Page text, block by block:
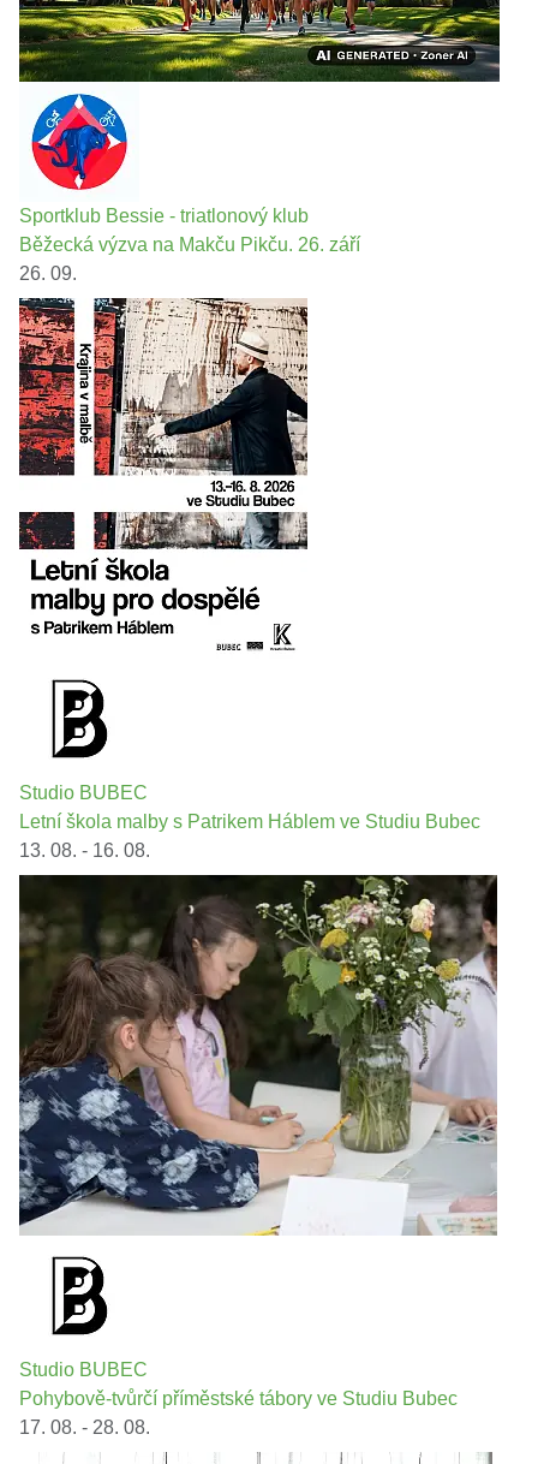
Sportklub Bessie - triatlonový klub
Běžecká výzva na Makču Pikču. 26. září
26. 09.
Studio BUBEC
Letní škola malby s Patrikem Háblem ve Studiu Bubec
13. 08. - 16. 08.
Studio BUBEC
Pohybově-tvůrčí příměstské tábory ve Studiu Bubec
17. 08. - 28. 08.